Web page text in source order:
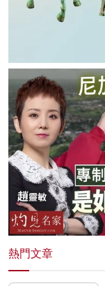
熱門文章